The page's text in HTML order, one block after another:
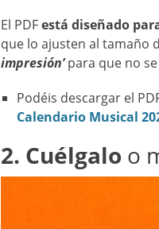
El PDFestá diseñado
que lo ajusten al tamaño
impresión’ para que no
Podéis descargar el
Calendario Musical
2. Cuélgalo o